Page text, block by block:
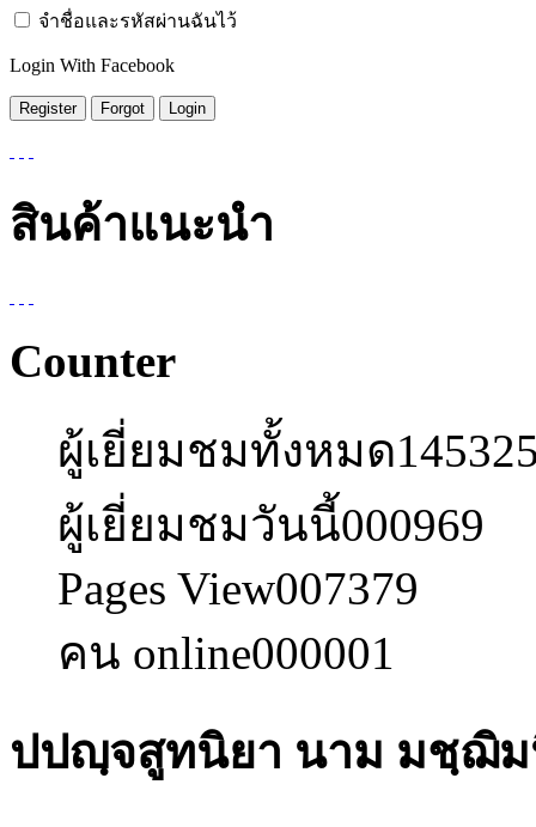
จำชื่อและรหัสผ่านฉันไว้
Login With Facebook
สินค้าแนะนำ
Counter
ผู้เยี่ยมชมทั้งหมด
ผู้เยี่ยมชมวันนี้000969
Pages View007379
คน online000001
ปปญฺจสูทนิยา นาม มชฺฌิม